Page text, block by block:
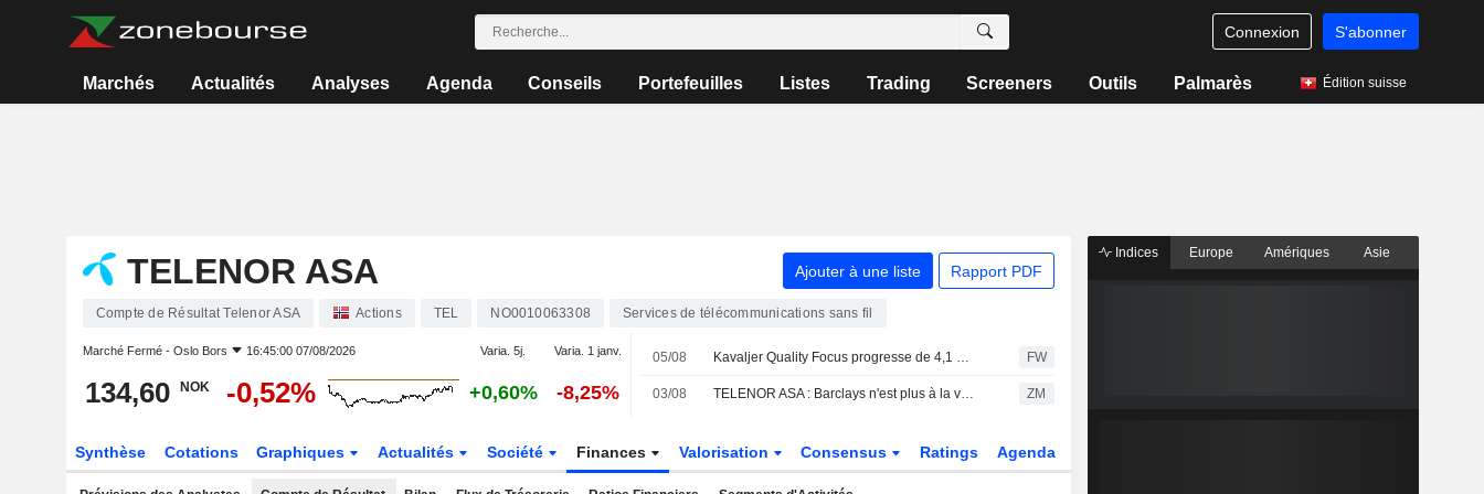
Connexion S'abonner
Marchés Actualités Analyses Agenda Conseils Portefeuilles Listes Trading Screeners Outils Palmarès Édition suisse
TELENOR ASA Ajouter à une liste Rapport PDF
Compte de Résultat Telenor ASA Actions TEL NO0010063308 Services de télécommunications sans fil
Marché Fermé - Oslo Bors 16:45:00 07/08/2026 Varia. 5j. Varia. 1 janv.
134,60 NOK -0,52% +0,60% -8,25%
05/08 Kavaljer Quality Focus progresse de 4,1 % en juillet - solide saison de résultats et accélération des acquisitions FW
03/08 TELENOR ASA : Barclays n'est plus à la vente ZM
Synthèse Cotations Graphiques Actualités Société Finances Valorisation Consensus Ratings Agenda
Indices Europe Amériques Asie